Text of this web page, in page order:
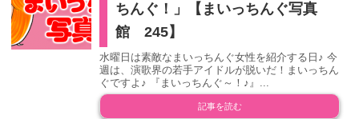
ちんぐ！」【まいっちんぐ写真
館 245】
水曜日は素敵なまいっちんぐ女性を紹介する日♪ 今
週は、演歌界の若手アイドルが脱いだ！まいっちん
ぐですよ♪ 『まいっちんぐ～！♪』...
記事を読む